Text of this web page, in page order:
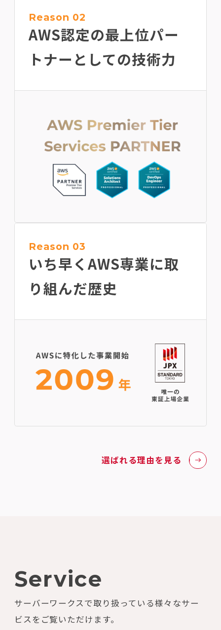
Reason 02
AWS認定の最上位パー
トナーとしての技術力
Reason 03
いち早くAWS専業に取
り組んだ歴史
選ばれる理由を見る
Service
サーバーワークスで取り扱っている様々なサー
ビスをご覧いただけます。